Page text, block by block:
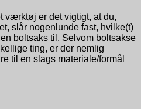
værktøj er det vigtigt, at du,
slår nogenlunde fast, hvilke(t)
boltsaks til. Selvom boltsakse
ting, er der nemlig
til en slags materiale/formål